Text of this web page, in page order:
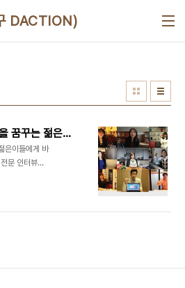
DACTION)
[KB 희망멘토] “스타트업을 꿈꾸는 젊은이들에게 바치는 이야기”
은이들에게 바
문 인터뷰어
욱 (문의)